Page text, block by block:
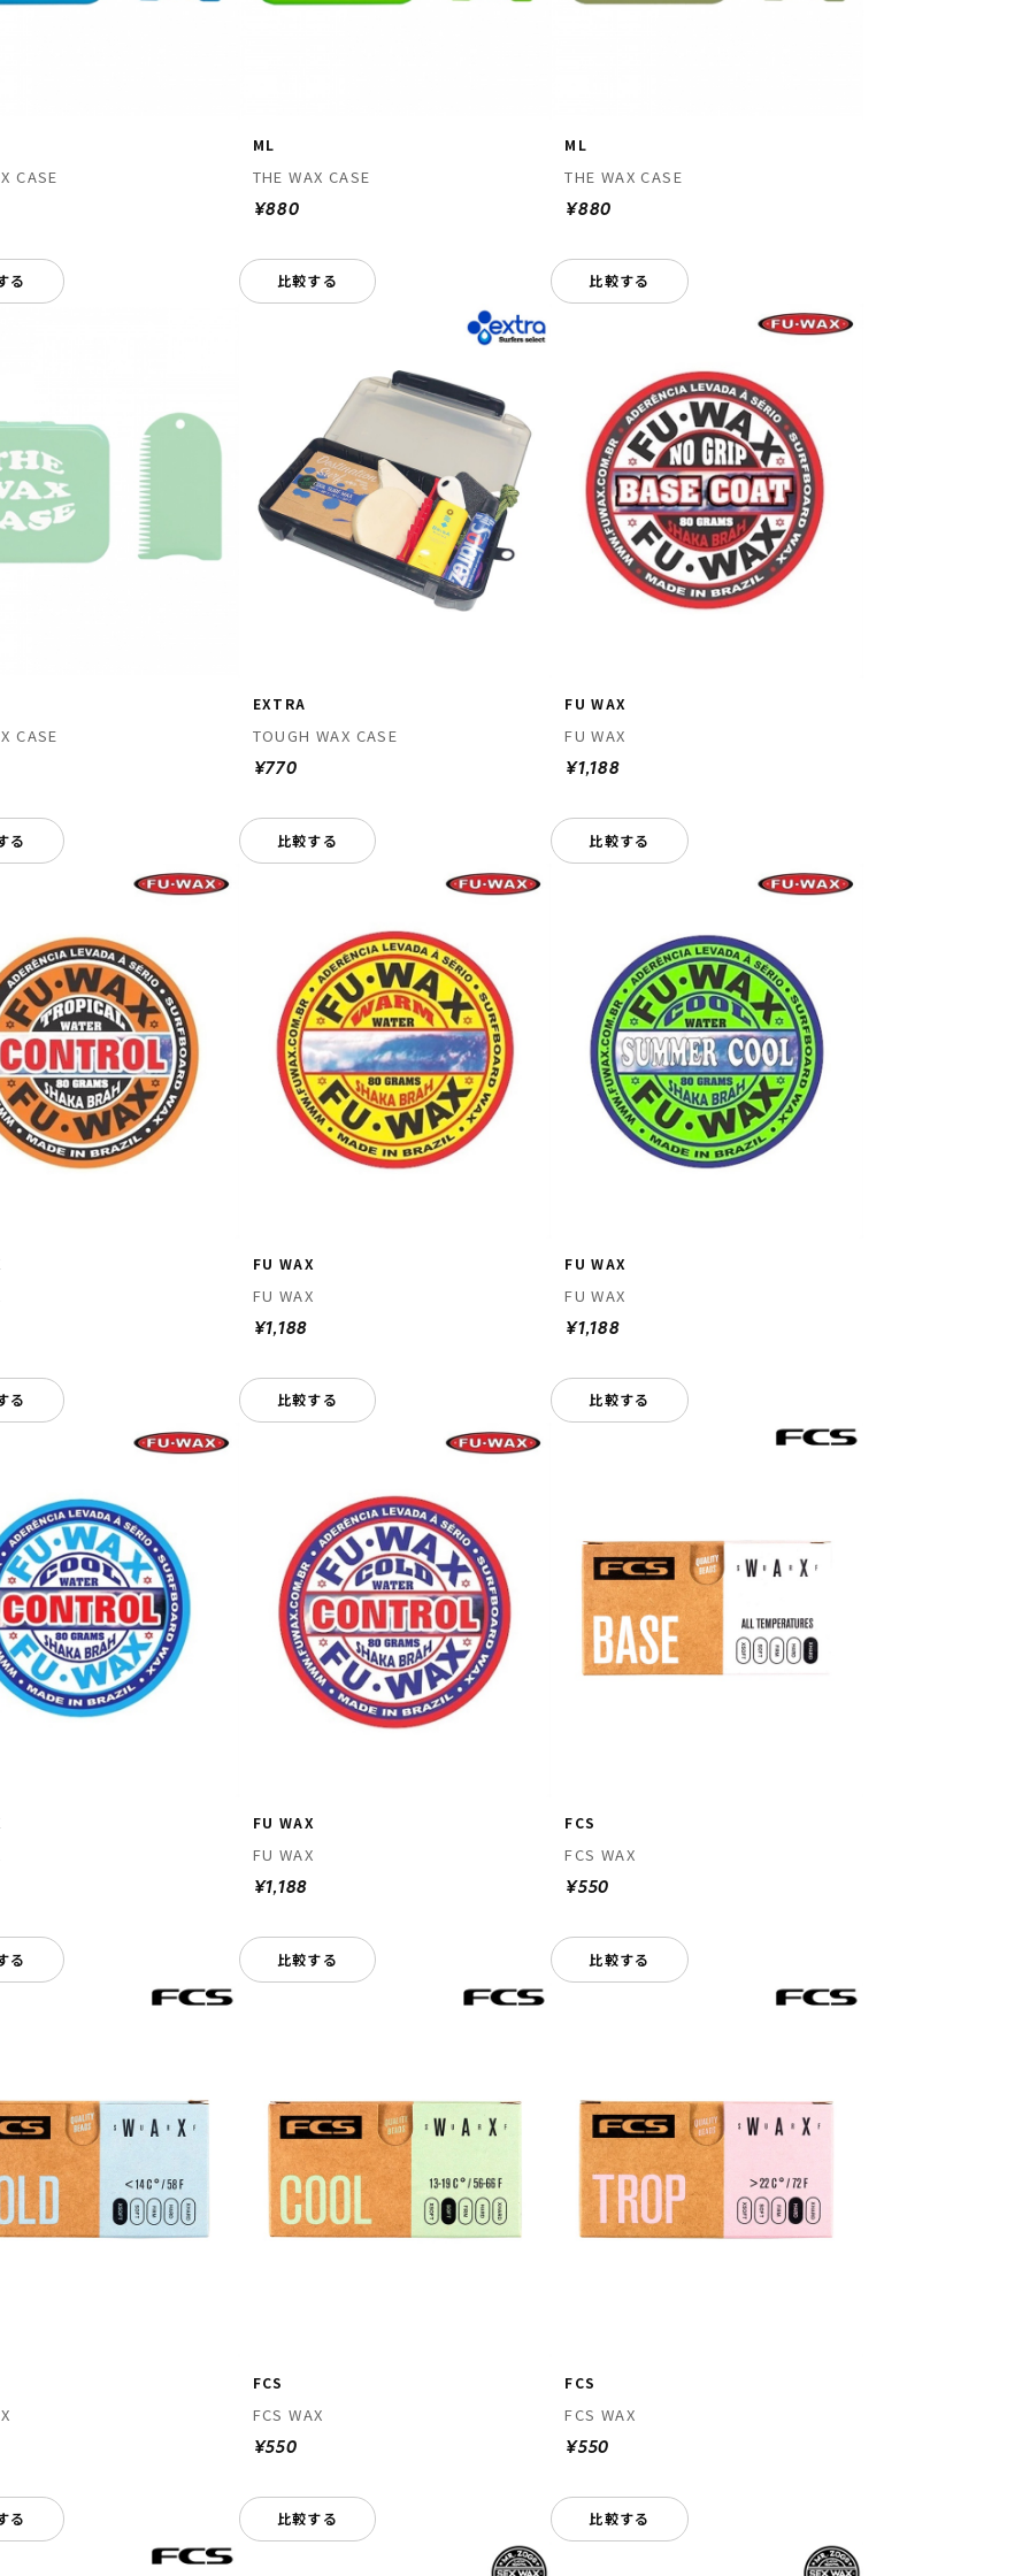
CASE
る
ML
THE WAX CASE
¥880
比較する
ML
THE WAX CASE
¥880
比較する
CASE
る
EXTRA
TOUGH WAX CASE
¥770
比較する
FU WAX
FU WAX
¥1,188
比較する
る
FU WAX
FU WAX
¥1,188
比較する
FU WAX
FU WAX
¥1,188
比較する
る
FU WAX
FU WAX
¥1,188
比較する
FCS
FCS WAX
¥550
比較する
る
FCS
FCS WAX
¥550
比較する
FCS
FCS WAX
¥550
比較する